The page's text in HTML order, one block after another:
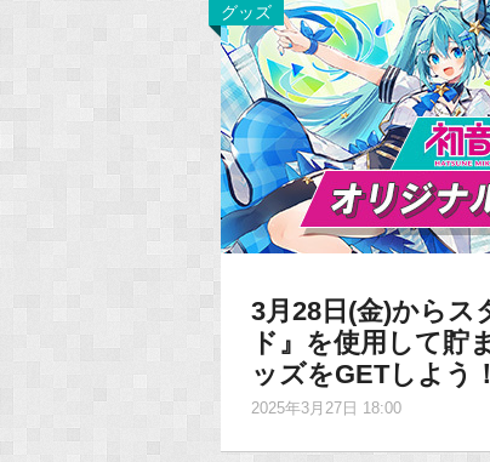
グッズ
3月28日(金)から
ド』を使用して貯
ッズをGETしよう！
2025年3月27日 18:00